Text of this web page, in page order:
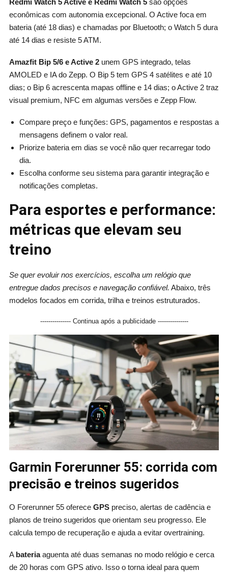
econômicas com autonomia excepcional. O Active foca em
bateria (até 18 dias) e chamadas por Bluetooth; o Watch 5 dura
até 14 dias e resiste 5 ATM.
Amazfit Bip 5/6 e Active 2unem GPS integrado, telas
AMOLED e IA do Zepp. O Bip 5 tem GPS 4 satélites e até 10
dias; o Bip 6 acrescenta mapas offline e 14 dias; o Active 2 traz
visual premium, NFC em algumas versões e Zepp Flow.
Compare preço e funções: GPS, pagamentos e respostas a
mensagens definem o valor real.
Priorize bateria em dias se você não quer recarregar todo
dia.
Escolha conforme seu sistema para garantir integração e
notificações completas.
Para esportes e performance:
métricas que elevam seu
treino
Se quer evoluir nos exercícios, escolha um relógio que
entregue dados precisos e navegação confiável. Abaixo, três
modelos focados em corrida, trilha e treinos estruturados.
--------------- Continua após a publicidade ---------------
Garmin Forerunner 55: corrida com
precisão e treinos sugeridos
O Forerunner 55 oferece GPSpreciso, alertas de cadência e
planos de treino sugeridos que orientam seu progresso. Ele
calcula tempo de recuperação e ajuda a evitar overtraining.
A bateriaaguenta até duas semanas no modo relógio e cerca
de 20 horas com GPS ativo. Isso o torna ideal para quem